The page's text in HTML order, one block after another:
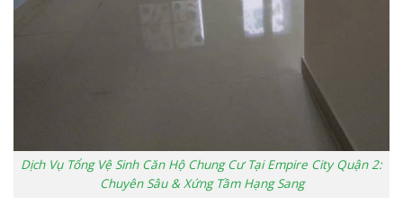
Dịch Vụ Tổng Vệ Sinh Căn Hộ Chung Cư Tại Empire City Quận 2:
Chuyên Sâu & Xứng Tầm Hạng Sang